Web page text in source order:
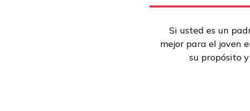
Si usted es un
mejor para el joven
su propósito